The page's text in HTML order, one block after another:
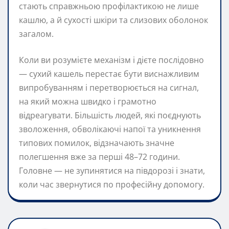
стають справжньою профілактикою не лише
кашлю, а й сухості шкіри та слизових оболонок
загалом.
Коли ви розумієте механізм і дієте послідовно
— сухий кашель перестає бути виснажливим
випробуванням і перетворюється на сигнал,
на який можна швидко і грамотно
відреагувати. Більшість людей, які поєднують
зволоження, обволікаючі напої та уникнення
типових помилок, відзначають значне
полегшення вже за перші 48–72 години.
Головне — не зупинятися на півдорозі і знати,
коли час звернутися по професійну допомогу.